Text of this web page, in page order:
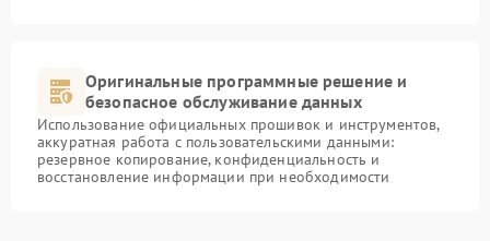
Оригинальные программные решение и
безопасное обслуживание данных
Использование официальных прошивок и инструментов,
аккуратная работа с пользовательскими данными:
резервное копирование, конфиденциальность и
восстановление информации при необходимости